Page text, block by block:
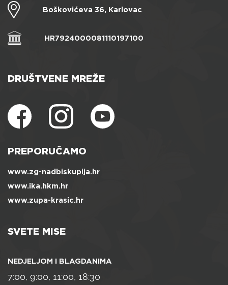
Boškovićeva 36, Karlovac
HR7924000081110197100
DRUŠTVENE MREŽE
PREPORUČAMO
www.zg-nadbiskupija.hr
www.ika.hkm.hr
www.zupa-krasic.hr
SVETE MISE
NEDJELJOM I BLAGDANIMA
7:00, 9:00, 11:00, 18:30